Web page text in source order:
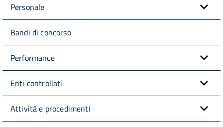
Personale
Bandi di concorso
Performance
Enti controllati
Attività e procedimenti